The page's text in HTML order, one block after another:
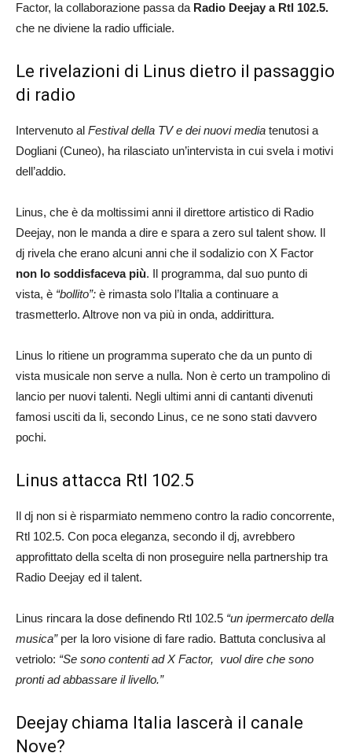
Factor, la collaborazione passa da Radio Deejay a Rtl 102.5.
che ne diviene la radio ufficiale.
Le rivelazioni di Linus dietro il passaggio
di radio
Intervenuto al Festival della TV e dei nuovi media tenutosi a
Dogliani (Cuneo), ha rilasciato un’intervista in cui svela i motivi
dell’addio.
Linus, che è da moltissimi anni il direttore artistico di Radio
Deejay, non le manda a dire e spara a zero sul talent show. Il
dj rivela che erano alcuni anni che il sodalizio con X Factor
non lo soddisfaceva più. Il programma, dal suo punto di
vista, è “bollito”: è rimasta solo l’Italia a continuare a
trasmetterlo. Altrove non va più in onda, addirittura.
Linus lo ritiene un programma superato che da un punto di
vista musicale non serve a nulla. Non è certo un trampolino di
lancio per nuovi talenti. Negli ultimi anni di cantanti divenuti
famosi usciti da li, secondo Linus, ce ne sono stati davvero
pochi.
Linus attacca Rtl 102.5
Il dj non si è risparmiato nemmeno contro la radio concorrente,
Rtl 102.5. Con poca eleganza, secondo il dj, avrebbero
approfittato della scelta di non proseguire nella partnership tra
Radio Deejay ed il talent.
Linus rincara la dose definendo Rtl 102.5 “un ipermercato della
musica”per la loro visione di fare radio. Battuta conclusiva al
vetriolo: “Se sono contenti ad X Factor, vuol dire che sono
pronti ad abbassare il livello.”
Deejay chiama Italia lascerà il canale
Nove?